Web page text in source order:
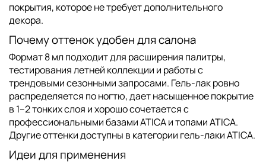
покрытия, которое не требует дополнительного
декора.
Почему оттенок удобен для салона
Формат 8 мл подходит для расширения палитры,
тестирования летней коллекции и работы с
трендовыми сезонными запросами. Гель-лак ровно
распределяется по ногтю, дает насыщенное покрытие
в 1–2 тонких слоя и хорошо сочетается с
профессиональнымибазами ATICAитопами ATICA.
Другие оттенки доступны в категории гель-лаки ATICA.
Идеи для применения